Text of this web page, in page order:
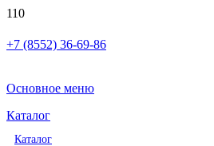
+7 (8552) 36-69-86
Основное меню
Каталог
Каталог